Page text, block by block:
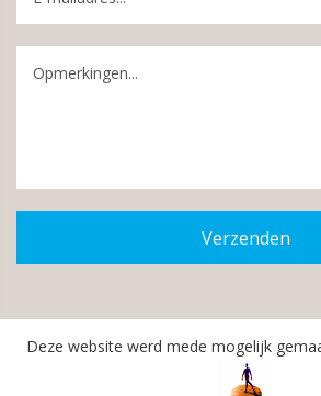
Verzenden
Deze website werd mede mogelijk